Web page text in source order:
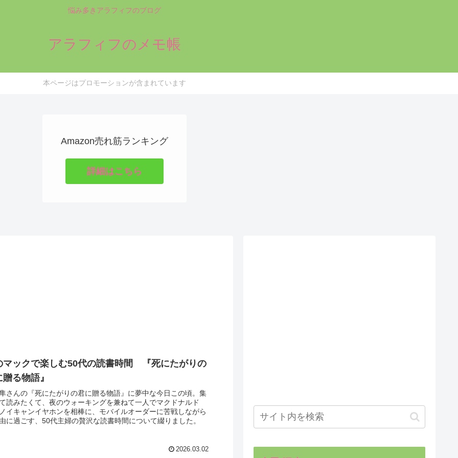
悩み多きアラフィフのブログ
アラフィフのメモ帳
本ページはプロモーションが含まれています
Amazon売れ筋ランキング
詳細はこちら
マックで楽しむ50代の読書時間 『死にたがりの
る物語』
さんの『死にたがりの君に贈る物語』に夢中な今日この頃。集
読みたくて、夜のウォーキングを兼ねて一人でマクドナルド
イキャンイヤホンを相棒に、モバイルオーダーに苦戦しながら
に過ごす、50代主婦の贅沢な読書時間について綴りました。
2026.03.02